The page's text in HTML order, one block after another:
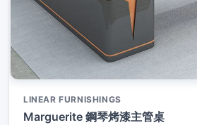
LINEAR FURNISHINGS
Marguerite 鋼琴烤漆主管桌